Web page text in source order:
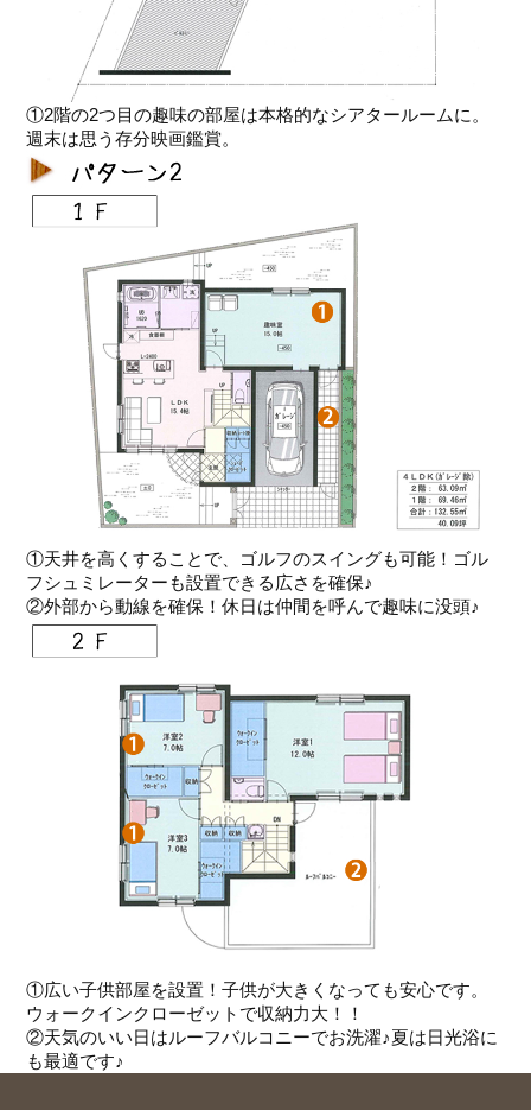
①2階の2つ目の趣味の部屋は本格的なシアタールームに。
週末は思う存分映画鑑賞。
①天井を高くすることで、ゴルフのスイングも可能！ゴル
フシュミレーターも設置できる広さを確保♪
②外部から動線を確保！休日は仲間を呼んで趣味に没頭♪
①広い子供部屋を設置！子供が大きくなっても安心です。
ウォークインクローゼットで収納力大！！
②天気のいい日はルーフバルコニーでお洗濯♪夏は日光浴に
も最適です♪